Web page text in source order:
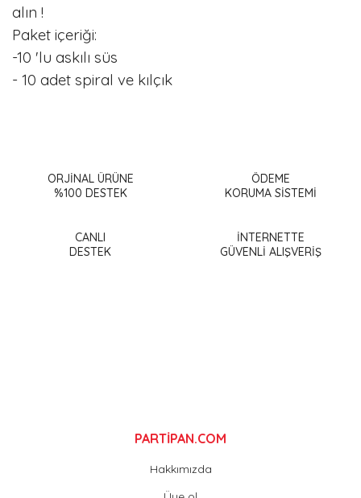
alın !
Paket içeriği:
-10 'lu askılı süs
- 10 adet spiral ve kılçık
Görüş ve önerileriniz için teşekkür ederiz.
Ürün açıklamasında eksik bilgiler bulunuyor.
Ürün bilgilerinde hatalar bulunuyor.
ORJİNAL ÜRÜNE
%100 DESTEK
ÖDEME
KORUMA SİSTEMİ
CANLI
DESTEK
İNTERNETTE
GÜVENLİ ALIŞVERİŞ
PARTİPAN.COM
Hakkımızda